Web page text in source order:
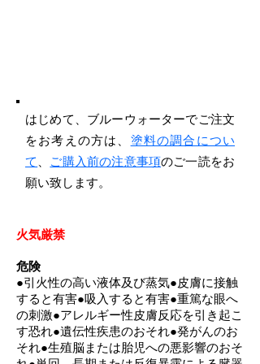
はじめて、ブルーウォーターでご注文
をお考えの方は、 塗料の調合につい
て 、 ご購入前の注意事項のご一読をお
願い致します。
​火気厳禁
危険
●引火性の高い液体及び蒸気●皮膚に接触
すると有害●吸入すると有害●重篤な眼へ
の刺激●アレルギー性皮膚反応を引き起こ
す恐れ●遺伝性疾患のおそれ●発がんのお
それ●生殖脳または胎児への悪影響のおそ